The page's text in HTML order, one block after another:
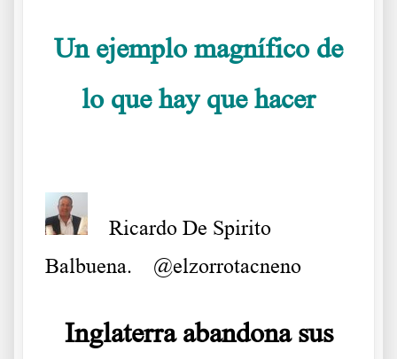
Un ejemplo magnífico de
lo que hay que hacer
Ricardo De Spirito
Balbuena. @elzorrotacneno
Inglaterra abandona sus